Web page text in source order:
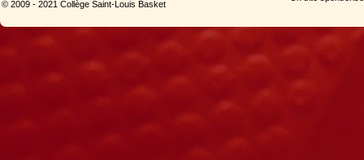
© 2009 - 2021 Collège Saint-Louis Basket